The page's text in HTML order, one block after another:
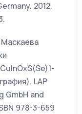
2012.
LAP
GmbH and
978-3-659